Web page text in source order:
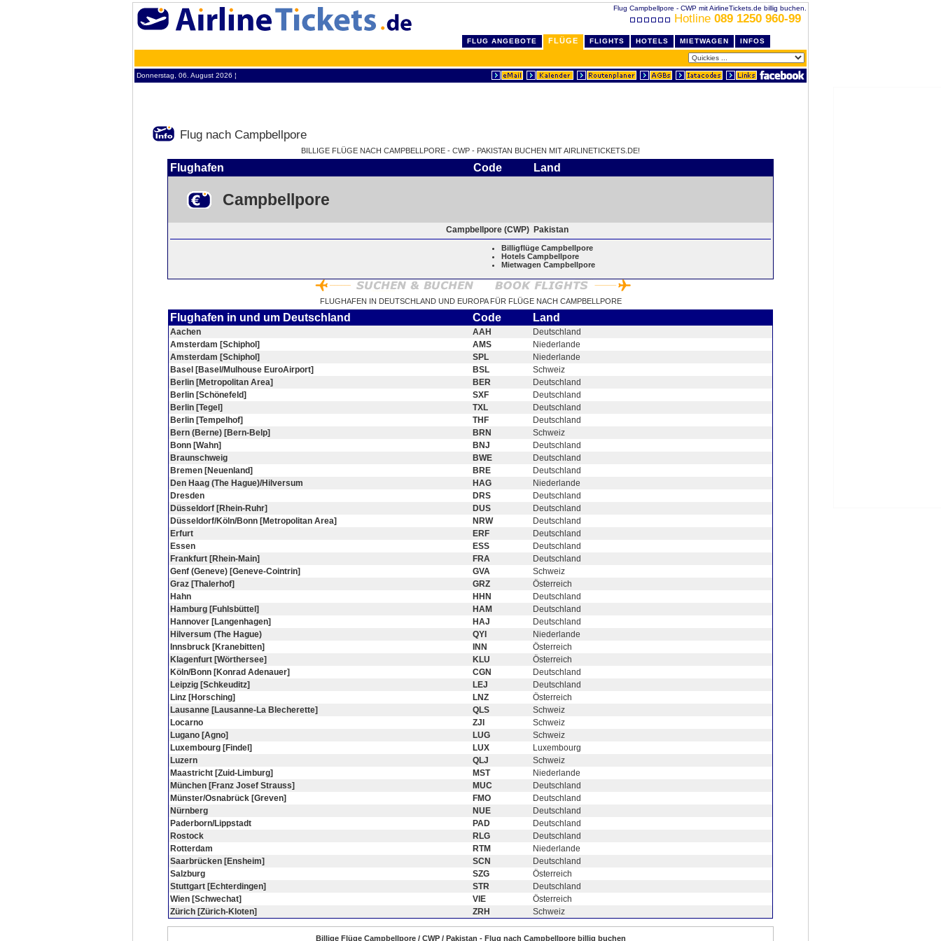
Flug Campbellpore - CWP mit AirlineTickets.de billig buchen.
Hotline 089 1250 960-99
FLUG ANGEBOTE FLÜGE FLIGHTS HOTELS MIETWAGEN INFOS
Donnerstag, 06. August 2026 ¦
Flug nach Campbellpore
BILLIGE FLÜGE NACH CAMPBELLPORE - CWP - PAKISTAN BUCHEN MIT AIRLINETICKETS.DE!
Flughafen Code Land
Campbellpore
Campbellpore (CWP) Pakistan
Billigflüge Campbellpore
Hotels Campbellpore
Mietwagen Campbellpore
FLUGHAFEN IN DEUTSCHLAND UND EUROPA FÜR FLÜGE NACH CAMPBELLPORE
Flughafen in und um Deutschland Code Land
Aachen AAH
Deutschland
Amsterdam [Schiphol]
AMS
Niederlande
Amsterdam [Schiphol]
SPL
Niederlande
Basel [Basel/Mulhouse EuroAirport]
BSL
Schweiz
Berlin [Metropolitan Area]
BER
Deutschland
Berlin [Schönefeld]
SXF
Deutschland
Berlin [Tegel]
TXL
Deutschland
Berlin [Tempelhof]
THF
Deutschland
Bern (Berne) [Bern-Belp]
BRN
Schweiz
Bonn [Wahn]
BNJ
Deutschland
Braunschweig
BWE
Deutschland
Bremen [Neuenland]
BRE
Deutschland
Den Haag (The Hague)/Hilversum
HAG
Niederlande
Dresden
DRS
Deutschland
Düsseldorf [Rhein-Ruhr]
DUS
Deutschland
Düsseldorf/Köln/Bonn [Metropolitan Area]
NRW
Deutschland
Erfurt
ERF
Deutschland
Essen
ESS
Deutschland
Frankfurt [Rhein-Main]
FRA
Deutschland
Genf (Geneve) [Geneve-Cointrin]
GVA
Schweiz
Graz [Thalerhof]
GRZ
Österreich
Hahn
HHN
Deutschland
Hamburg [Fuhlsbüttel]
HAM
Deutschland
Hannover [Langenhagen]
HAJ
Deutschland
Hilversum (The Hague)
QYI
Niederlande
Innsbruck [Kranebitten]
INN
Österreich
Klagenfurt [Wörthersee]
KLU
Österreich
Köln/Bonn [Konrad Adenauer]
CGN
Deutschland
Leipzig [Schkeuditz]
LEJ
Deutschland
Linz [Horsching]
LNZ
Österreich
Lausanne [Lausanne-La Blecherette]
QLS
Schweiz
Locarno
ZJI
Schweiz
Lugano [Agno]
LUG
Schweiz
Luxembourg [Findel]
LUX
Luxembourg
Luzern
QLJ
Schweiz
Maastricht [Zuid-Limburg]
MST
Niederlande
München [Franz Josef Strauss]
MUC
Deutschland
Münster/Osnabrück [Greven]
FMO
Deutschland
Nürnberg
NUE
Deutschland
Paderborn/Lippstadt
PAD
Deutschland
Rostock
RLG
Deutschland
Rotterdam
RTM
Niederlande
Saarbrücken [Ensheim]
SCN
Deutschland
Salzburg
SZG
Österreich
Stuttgart [Echterdingen]
STR
Deutschland
Wien [Schwechat]
VIE
Österreich
Zürich [Zürich-Kloten]
ZRH Schweiz
Billige Flüge Campbellpore / CWP / Pakistan - Flug nach Campbellpore billig buchen